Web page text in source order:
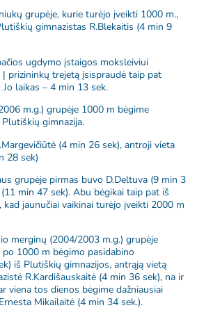
grupėje, kurie turėjo įveikti 1000 m.,
gimnazistas R.Blekaitis (4 min 9
ugdymo įstaigos moksleiviui
Į prizininkų trejetą įsispraudė taip pat
laikas – 4 min 13 sek.
m.g.) grupėje 1000 m bėgime
gimnazija.
(4 min 26 sek), antroji vieta
28 sek)
grupėje pirmas buvo D.Deltuva (9 min 3
min 47 sek). Abu bėgikai taip pat iš
kad jaunučiai vaikinai turėjo įveikti 2000 m
merginų (2004/2003 m.g.) grupėje
1000 m bėgimo pasidabino
iš Plutiškių gimnazijos, antrąją vietą
R.Kardišauskaitė (4 min 36 sek), na ir
viena tos dienos bėgime dažniausiai
Mikailaitė (4 min 34 sek.).